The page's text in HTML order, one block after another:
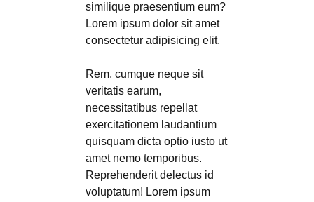
similique praesentium eum?
Lorem ipsum dolor sit amet
consectetur adipisicing elit.
Rem, cumque neque sit
veritatis earum,
necessitatibus repellat
exercitationem laudantium
quisquam dicta optio iusto ut
amet nemo temporibus.
Reprehenderit delectus id
voluptatum! Lorem ipsum